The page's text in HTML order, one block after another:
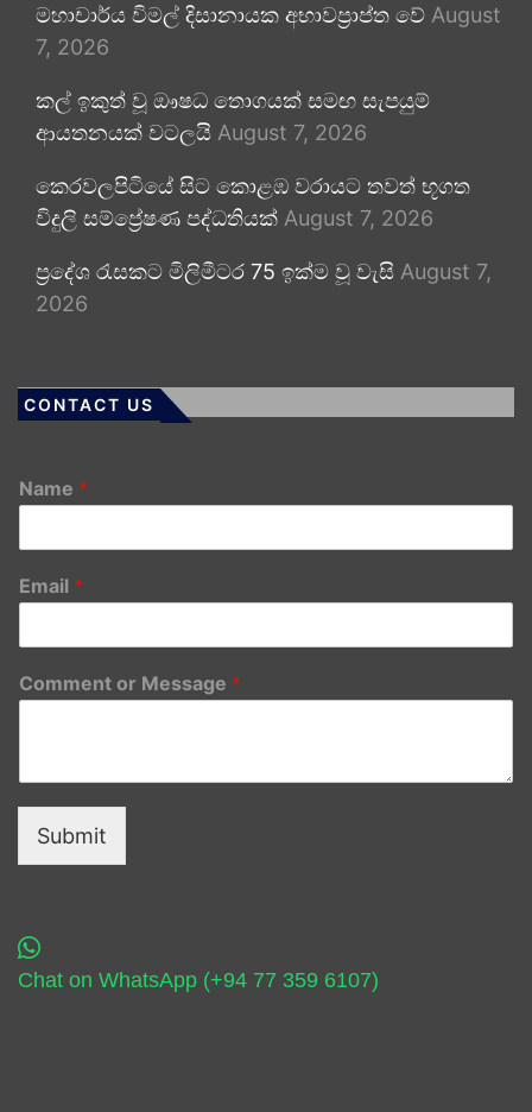
මහාචාර්ය විමල් දිසානායක අභාවප්‍රාප්ත වේ August
7, 2026
කල් ඉකුත් වූ ඖෂධ තොගයක් සමඟ සැපයුම්
ආයතනයක් වටලයි August 7, 2026
කෙරවලපිටියේ සිට කොළඹ වරායට තවත් භූගත
විදුලි සම්ප්‍රේෂණ පද්ධතියක් August 7, 2026
ප්‍රදේශ රැසකට මිලිමීටර 75 ඉක්ම වූ වැසි August 7,
2026
CONTACT US
Name *
Email *
Comment or Message *
Submit
Chat on WhatsApp (+94 77 359 6107)